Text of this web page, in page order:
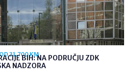
31.700 KM
BIH: NA PODRUČJU ZDK
NADZORA